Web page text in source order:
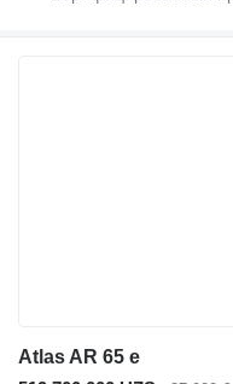
Atlas AR 65 e